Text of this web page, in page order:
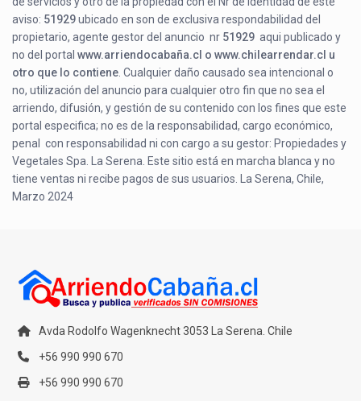
aviso: 51929ubicado enson de exclusiva respondabilidad del
propietario, agente gestor del anuncio nr 51929 aqui publicado y
no del portalwww.arriendocabaña.cl o www.chilearrendar.cl u
otro que lo contiene . Cualquier daño causado sea intencional o
no, utilización del anuncio para cualquier otro fin que no sea el
arriendo, difusión, y gestión de su contenido con los fines que este
portal especifica; no es de la responsabilidad, cargo económico,
penal con responsabilidad ni con cargo a su gestor: Propiedades y
Vegetales Spa. La Serena. Este sitio está en marcha blanca y no
tiene ventas ni recibe pagos de sus usuarios. La Serena, Chile,
Marzo 2024
Avda Rodolfo Wagenknecht 3053 La Serena. Chile
+56 990 990 670
+56 990 990 670